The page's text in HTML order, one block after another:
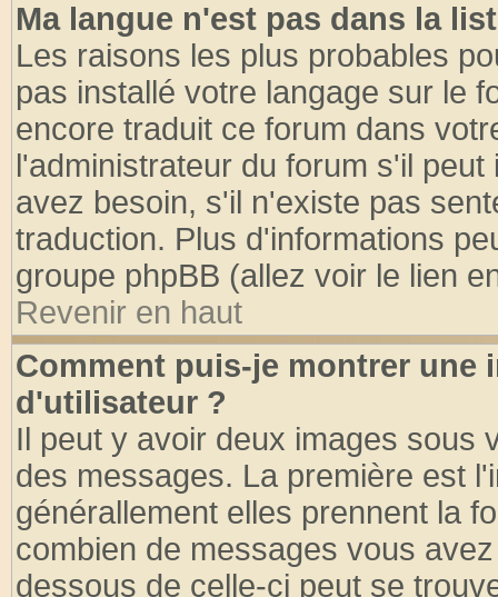
Ma langue n'est pas dans la
Les raisons les plus probables
pas installé votre langage sur le
encore traduit ce forum dans
l'administrateur du forum s'il
avez besoin, s'il n'existe pas
traduction. Plus d'informations
groupe phpBB (allez voir le lien
Revenir en haut
Comment puis-je montrer une
d'utilisateur ?
Il peut y avoir deux images sous
des messages. La première est
générallement elles prennent la
combien de messages vous
dessous de celle-ci peut se